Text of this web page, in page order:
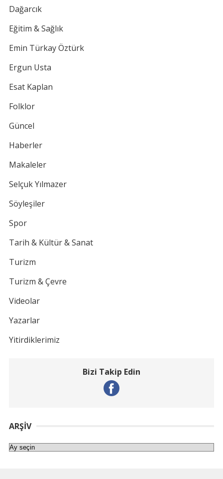
Dağarcık
Eğitim & Sağlık
Emin Türkay Öztürk
Ergun Usta
Esat Kaplan
Folklor
Güncel
Haberler
Makaleler
Selçuk Yılmazer
Söyleşiler
Spor
Tarih & Kültür & Sanat
Turizm
Turizm & Çevre
Videolar
Yazarlar
Yitirdiklerimiz
Bizi Takip Edin
ARŞIV
Arşiv